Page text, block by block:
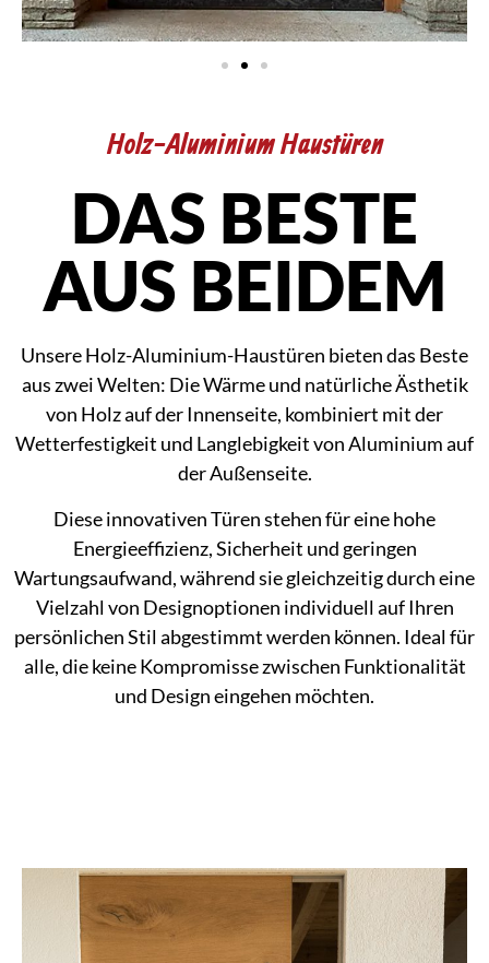
Holz-Aluminium Haustüren
DAS BESTE
AUS BEIDEM
Unsere Holz-Aluminium-Haustüren bieten das Beste
aus zwei Welten: Die Wärme und natürliche Ästhetik
von Holz auf der Innenseite, kombiniert mit der
Wetterfestigkeit und Langlebigkeit von Aluminium auf
der Außenseite.
Diese innovativen Türen stehen für eine hohe
Energieeffizienz, Sicherheit und geringen
Wartungsaufwand, während sie gleichzeitig durch eine
Vielzahl von Designoptionen individuell auf Ihren
persönlichen Stil abgestimmt werden können. Ideal für
alle, die keine Kompromisse zwischen Funktionalität
und Design eingehen möchten.